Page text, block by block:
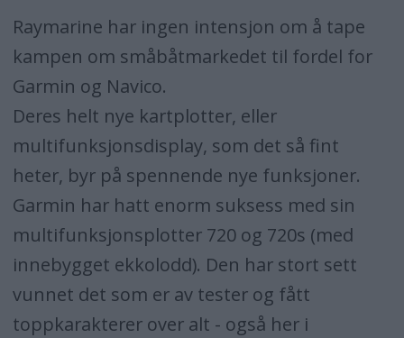
Raymarine har ingen intensjon om å tape
kampen om småbåtmarkedet til fordel for
Garmin og Navico.
Deres helt nye kartplotter, eller
multifunksjonsdisplay, som det så fint
heter, byr på spennende nye funksjoner.
Garmin har hatt enorm suksess med sin
multifunksjonsplotter 720 og 720s (med
innebygget ekkolodd). Den har stort sett
vunnet det som er av tester og fått
toppkarakterer over alt - også her i